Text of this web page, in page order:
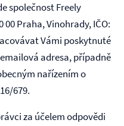
společnostFreely
00 Praha, Vinohrady, IČO:
Vámi poskytnuté
adresa, případně
nařízením o
679.
za účelem odpovědi